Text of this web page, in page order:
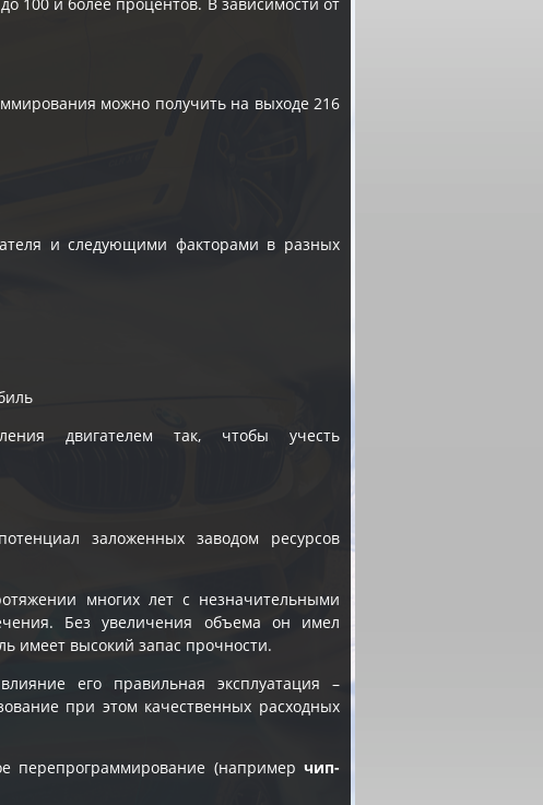
можно получить на выходе 216
и следующими факторами в разных
двигателем так, чтобы учесть
заложенных заводом ресурсов
многих лет с незначительными
Без увеличения объема он имел
имеет высокий запас прочности.
его правильная эксплуатация –
при этом качественных расходных
перепрограммирование (например чип-